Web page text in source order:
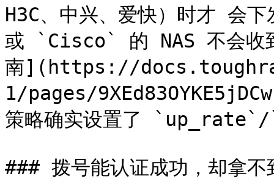
H3C、中兴、爱快）时才 会
或 `Cisco` 的 NAS 不会收
南](https://
1/pages/
策略确实设置了
### 拨号能认证成功，却拿